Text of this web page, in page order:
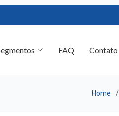
Home